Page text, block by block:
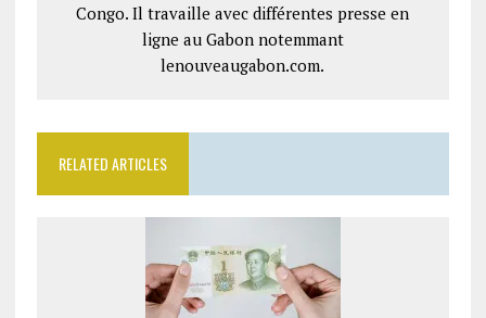
Congo. Il travaille avec différentes presse en
ligne au Gabon notemmant
lenouveaugabon.com.
RELATED ARTICLES